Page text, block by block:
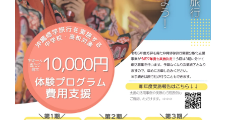
安全･安心
お問い合わせ
このサイトについて 情報掲載について
プライバシーポリシー サイトマップ